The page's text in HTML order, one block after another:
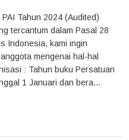
Tahun 2024 (Audited)
tercantum dalam Pasal 28
Indonesia, kami ingin
mengenai hal-hal
: Tahun buku Persatuan
1 Januari dan bera...